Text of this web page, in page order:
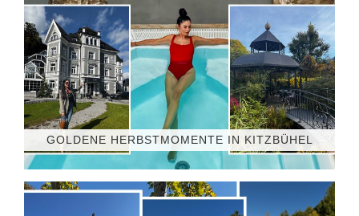
GOLDENE HERBSTMOMENTE IN KITZBÜHEL